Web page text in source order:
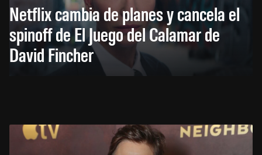
Netflix cambia de planes y cancela el
spinoff de El Juego del Calamar de
David Fincher